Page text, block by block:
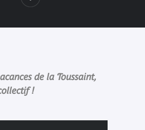
de la Toussaint,
!